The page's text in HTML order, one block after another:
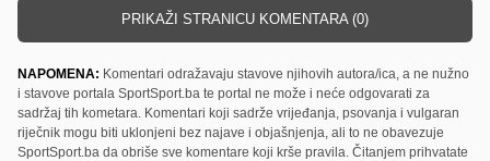
PRIKAŽI STRANICU KOMENTARA (0)
NAPOMENA: Komentari odražavaju stavove njihovih autora/ica, a ne nužno
i stavove portala SportSport.ba te portal ne može i neće odgovarati za
sadržaj tih kometara. Komentari koji sadrže vrijeđanja, psovanja i vulgaran
riječnik mogu biti uklonjeni bez najave i objašnjenja, ali to ne obavezuje
SportSport.ba da obriše sve komentare koji krše pravila. Čitanjem prihvatate